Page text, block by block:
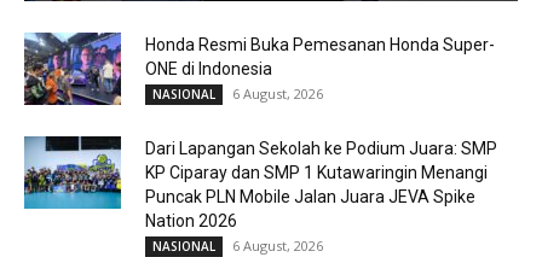
Honda Resmi Buka Pemesanan Honda Super-
ONE di Indonesia
NASIONAL 6 August, 2026
Dari Lapangan Sekolah ke Podium Juara: SMP
KP Ciparay dan SMP 1 Kutawaringin Menangi
Puncak PLN Mobile Jalan Juara JEVA Spike
Nation 2026
NASIONAL 6 August, 2026